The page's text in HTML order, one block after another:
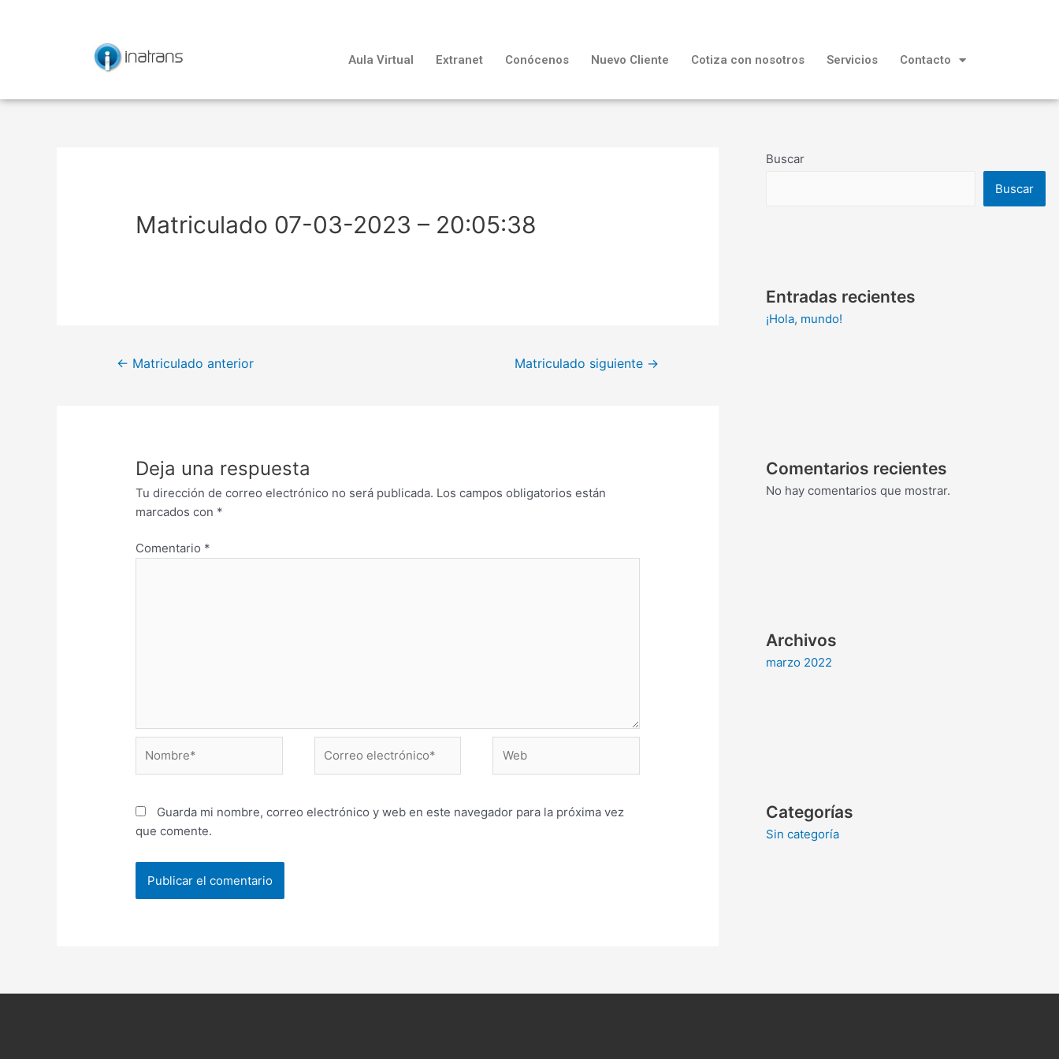
Aula Virtual Extranet Conócenos Nuevo Cliente Cotiza con nosotros Servicios Contacto
Matriculado 07-03-2023 – 20:05:38
entradas
← Matriculado anterior Matriculado siguiente →
Deja una respuesta
Tu dirección de correo electrónico no será publicada. Los campos obligatorios están
marcados con *
Comentario *
electrónico*
Guarda mi nombre, correo electrónico y web en este navegador para la próxima vez
que comente.
Buscar
Buscar
Entradas recientes
¡Hola, mundo!
Comentarios recientes
No hay comentarios que mostrar.
Archivos
marzo 2022
Categorías
Sin categoría